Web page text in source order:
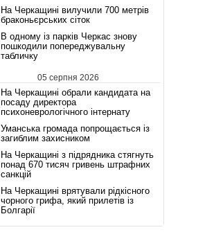
На Черкащині вилучили 700 метрів
браконьєрських сіток
В одному із парків Черкас знову
пошкодили попереджувальну
табличку
05 серпня 2026
На Черкащині обрали кандидата на
посаду директора
психоневрологічного інтернату
Уманська громада попрощається із
загиблим захисником
На Черкащині з підрядника стягнуть
понад 670 тисяч гривень штрафних
санкцій
На Черкащині врятували рідкісного
чорного грифа, який прилетів із
Болгарії